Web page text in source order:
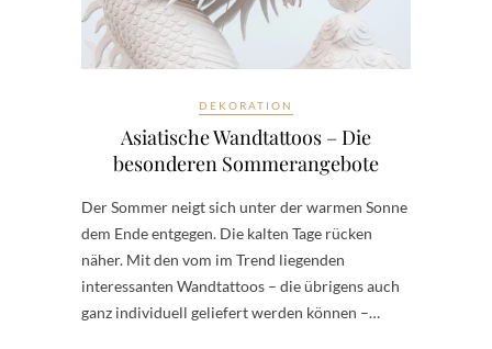
DEKORATION
Asiatische Wandtattoos – Die
besonderen Sommerangebote
Der Sommer neigt sich unter der warmen Sonne
dem Ende entgegen. Die kalten Tage rücken
näher. Mit den vom im Trend liegenden
interessanten Wandtattoos – die übrigens auch
ganz individuell geliefert werden können –…